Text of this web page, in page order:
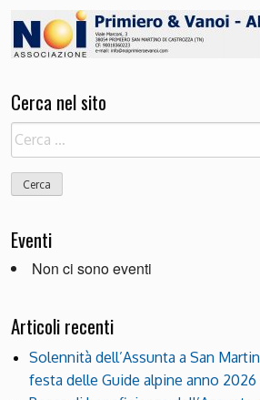
Cerca nel sito
Ricerca
per:
Eventi
Non ci sono eventi
Articoli recenti
Solennità dell’Assunta a San
festa delle Guide alpine anno 2026